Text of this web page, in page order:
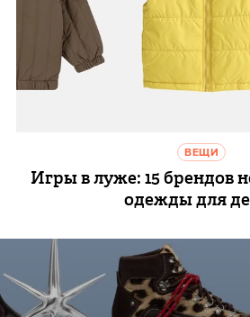
ВЕЩИ
Игры в луже: 15 брендов
одежды для